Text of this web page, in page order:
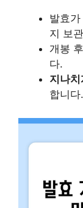
발효
지 보
개봉
다.
지나
합니다.